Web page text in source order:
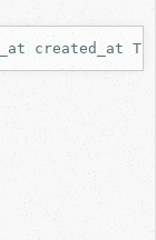
created_at